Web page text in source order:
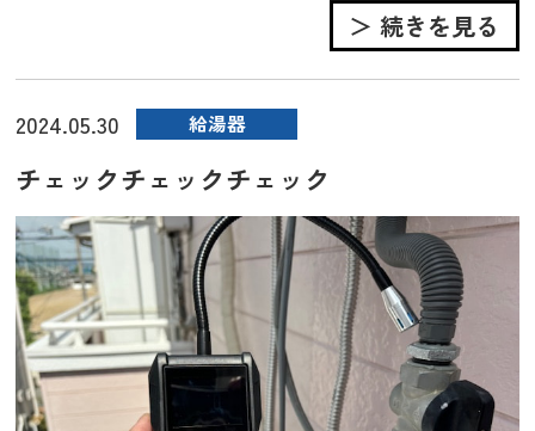
＞ 続きを見る
2024.05.30 給湯器
チェックチェックチェック